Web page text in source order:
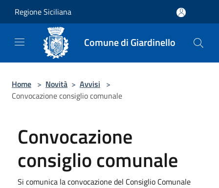
Regione Siciliana
Comune di Giardinello
Home > Novità > Avvisi >
Convocazione consiglio comunale
Convocazione
consiglio comunale
Si comunica la convocazione del Consiglio Comunale